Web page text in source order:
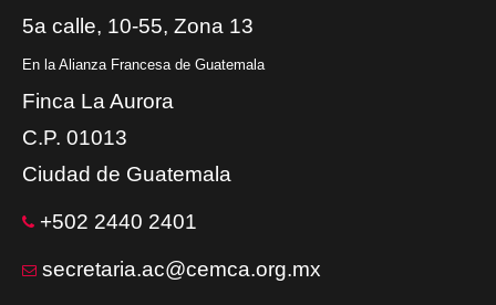
5a calle, 10-55, Zona 13
En la Alianza Francesa de Guatemala
Finca La Aurora
C.P. 01013
Ciudad de Guatemala
+502 2440 2401
secretaria.ac@cemca.org.mx